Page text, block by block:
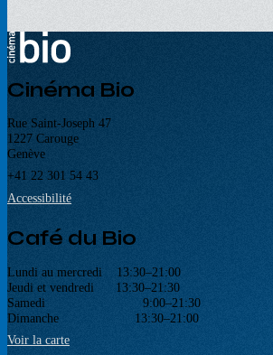
Cinéma Bio
Rue Saint-Joseph 47
1227 Carouge
Genève
+41 22 301 54 43
Accessibilité
Café du Bio
Lundi au mercredi 13:30–21:00
Jeudi et vendredi 13:30–21:30
Samedi 9:00–21:30
Dimanche 13:30–21:00
Voir la carte